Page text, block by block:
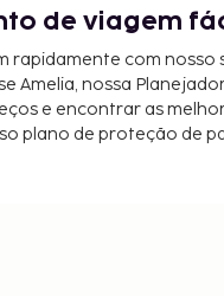
de viagem
rapidamente com nosso
Amelia, nossa
e encontrar as
plano de proteção de